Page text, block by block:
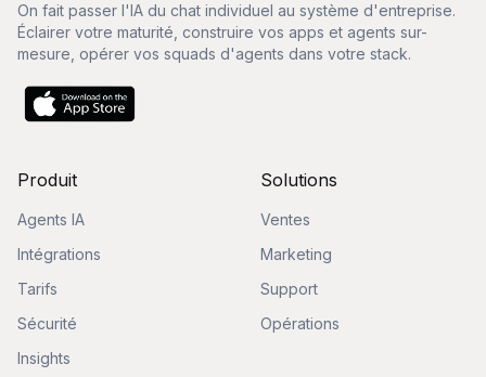
On fait passer l'IA du chat individuel au système d'entreprise.
Éclairer votre maturité, construire vos apps et agents sur-
mesure, opérer vos squads d'agents dans votre stack.
Produit
Agents IA
Intégrations
Tarifs
Sécurité
Insights
Solutions
Ventes
Marketing
Support
Opérations